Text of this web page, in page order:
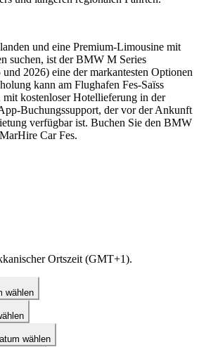
und eine Premium-Limousine mit
suchen, ist der BMW M Series
2026) eine der markantesten Optionen
kann am Flughafen Fes-Saïss
kostenloser Hotellieferung in der
Buchungssupport, der vor der Ankunft
verfügbar ist. Buchen Sie den BMW
Car Fes.
Ortszeit (GMT+1).
wählen
wählen